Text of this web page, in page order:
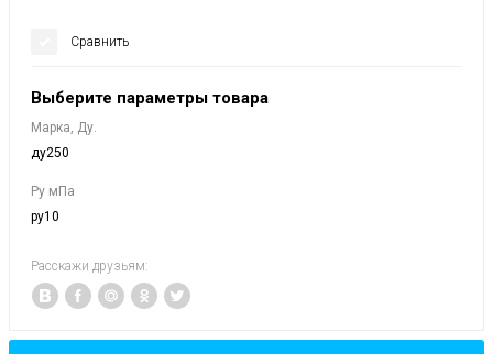
Сравнить
Выберите параметры товара
Марка, Ду.
ду250
Ру мПа
ру10
Расскажи друзьям: